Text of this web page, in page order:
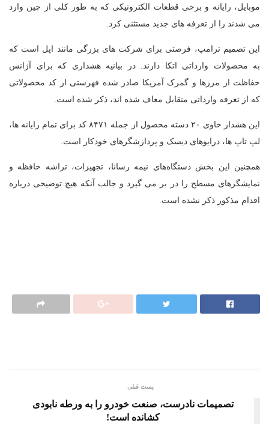
موبایل، رایانه و برخی قطعات الکترونیکی که به طور کلی از چین وارد
می شدند را از تعرفه های جدید مستثنی کرد.
این تصمیم ترامپ، فرصتی برای شرکت های بزرگی مانند اپل است که
به محصولات وارداتی اتکا دارند. در بیانیه هشداری که برای آژانس
حفاظت از مرزها و گمرک آمریکا صادر شده فهرستی از کد محصولاتی
که از تعرفه وارداتی متقابل معاف شده اند، ذکر شده است.
این هشدار حاوی ۲۰ دسته محصول از جمله ۸۴۷۱ کد برای تمام رایانه ها،
لپ تاپ ها، درایوهای دیسک و پردازشگرهای خودکار است.
همچنین این بخش دستگاه‌های نیمه رسانا، تجهیزات، تراشه حافظه و
نمایشگرهای مسطح را در بر می گیرد و جالب آنکه هیچ توضیحی درباره
اقدام مذکور ذکر نشده است.
پست قبلی
تصمیمات نادرست، صنعت‌ خودرو را به ورطه نابودی
کشانده است!